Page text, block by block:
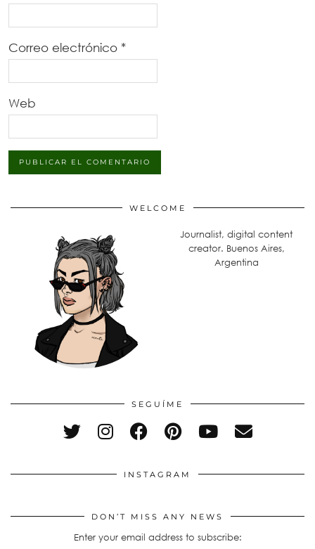
Correo electrónico *
Web
WELCOME
Journalist, digital content
creator. Buenos Aires,
Argentina
SEGUÍME
INSTAGRAM
DON’T MISS ANY NEWS
Enter your email address to subscribe: